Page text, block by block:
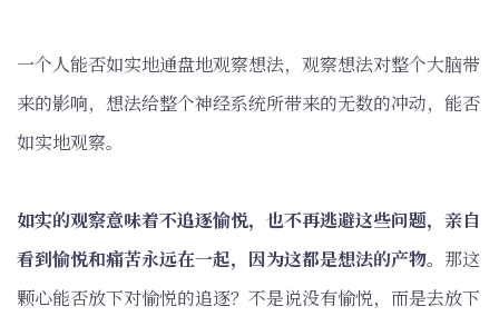
一个人能否如实地通盘地观察想法，观察想法对整个大脑带
来的影响，想法给整个神经系统所带来的无数的冲动，能否
如实地观察。
如实的观察意味着不追逐愉悦，也不再逃避这些问题，亲自
看到愉悦和痛苦永远在一起，因为这都是想法的产物。 那这
颗心能否放下对愉悦的追逐？不是说没有愉悦，而是去放下